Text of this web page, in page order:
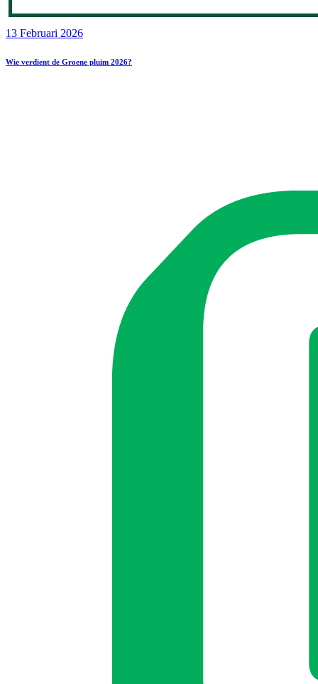
13 Februari 2026
Wie verdient de Groene pluim 2026?